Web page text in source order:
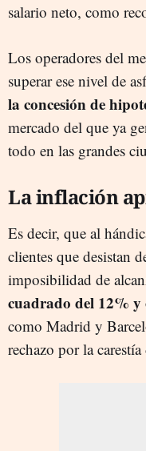
salario neto, como
Los operadores del
superar ese nivel de
la concesión de
mercado del que ya
todo en las grandes
La inflación
Es decir, que al
clientes que desistan
imposibilidad de
cuadrado del 12% y
como Madrid y
rechazo por la